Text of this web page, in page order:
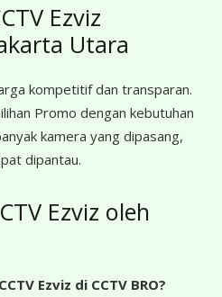
Ezviz
Utara
kompetitif dan transparan.
Promo dengan kebutuhan
kamera yang dipasang,
dipantau.
Ezviz oleh
Ezviz di CCTV BRO?